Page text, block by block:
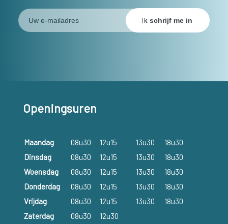
Openingsuren
Maandag 08u30 12u15 13u30
18u30
Dinsdag
08u30 12u15 13u30
18u30
Woensdag
08u30 12u15 13u30
18u30
Donderdag
08u30 12u15 13u30
18u30
Vrijdag
08u30 12u15 13u30
18u30
Zaterdag
08u30
12u30